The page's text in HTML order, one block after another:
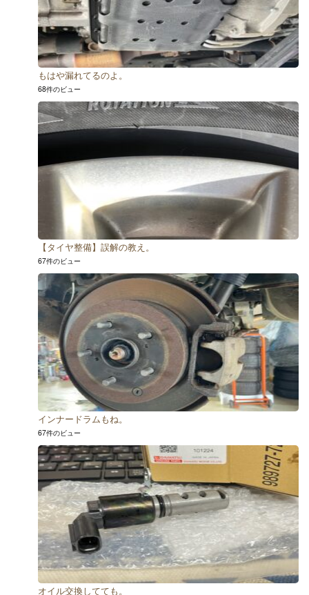
もはや漏れてるのよ。
68件のビュー
【タイヤ整備】誤解の教え。
67件のビュー
インナードラムもね。
67件のビュー
オイル交換してても。